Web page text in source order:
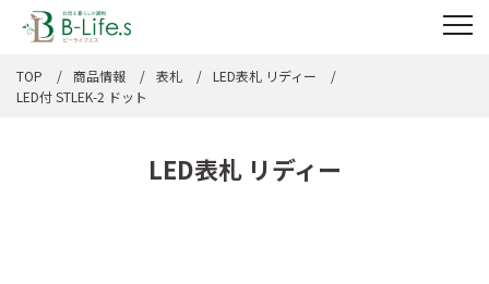
TOP 商品情報 表札
LED表札 リディー
LED付 STLEK-2 ドット
LED表札 リディー